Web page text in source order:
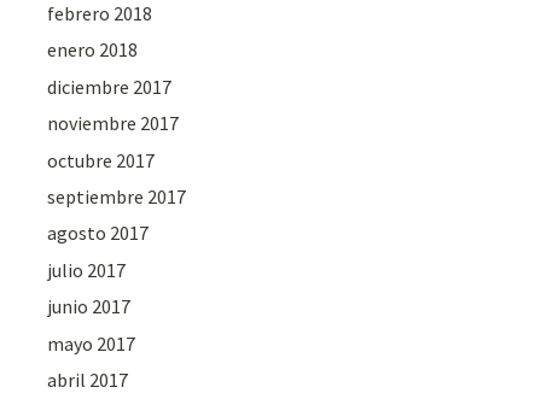
febrero 2018
enero 2018
diciembre 2017
noviembre 2017
octubre 2017
septiembre 2017
agosto 2017
julio 2017
junio 2017
mayo 2017
abril 2017